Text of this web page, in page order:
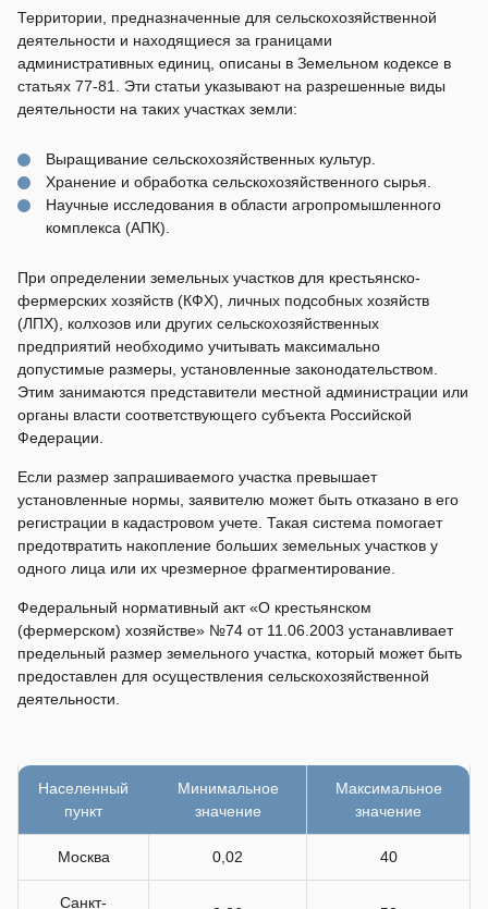
Территории, предназначенные для сельскохозяйственной
деятельности и находящиеся за границами
административных единиц, описаны в Земельном кодексе в
статьях 77-81. Эти статьи указывают на разрешенные виды
деятельности на таких участках земли:
Выращивание сельскохозяйственных культур.
Хранение и обработка сельскохозяйственного сырья.
Научные исследования в области агропромышленного
комплекса (АПК).
При определении земельных участков для крестьянско-
фермерских хозяйств (КФХ), личных подсобных хозяйств
(ЛПХ), колхозов или других сельскохозяйственных
предприятий необходимо учитывать максимально
допустимые размеры, установленные законодательством.
Этим занимаются представители местной администрации или
органы власти соответствующего субъекта Российской
Федерации.
Если размер запрашиваемого участка превышает
установленные нормы, заявителю может быть отказано в его
регистрации в кадастровом учете. Такая система помогает
предотвратить накопление больших земельных участков у
одного лица или их чрезмерное фрагментирование.
Федеральный нормативный акт «О крестьянском
(фермерском) хозяйстве» №74 от 11.06.2003 устанавливает
предельный размер земельного участка, который может быть
предоставлен для осуществления сельскохозяйственной
деятельности.
Населенный
пункт
Минимальное
значение
Максимальное
значение
Москва 0,02 40
Санкт-